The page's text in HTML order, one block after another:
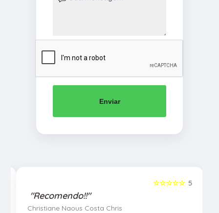
Enviar
5
☆☆☆☆☆
"Recomendo!!"
Christiane Naous Costa Chris